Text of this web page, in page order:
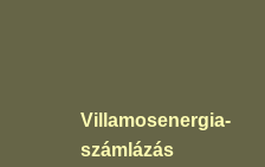
Villamosenergia-
számlázás